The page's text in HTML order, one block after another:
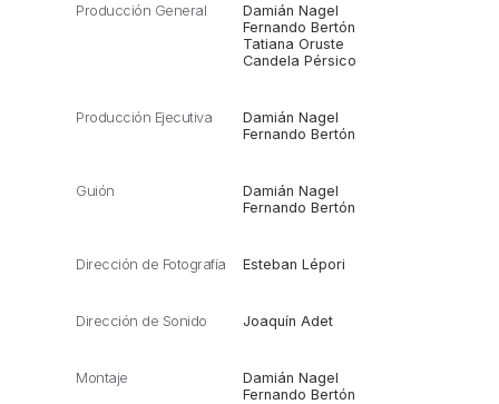
Producción General
Damián Nagel
Fernando Bertón
Tatiana Oruste
Candela Pérsico
Producción Ejecutiva
Damián Nagel
Fernando Bertón
Guión
Damián Nagel
Fernando Bertón
Dirección de Fotografía Esteban Lépori
Dirección de Sonido Joaquín Adet
Montaje
Damián Nagel
Fernando Bertón